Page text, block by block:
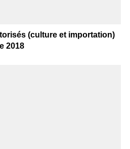
(culture et importation)
2018